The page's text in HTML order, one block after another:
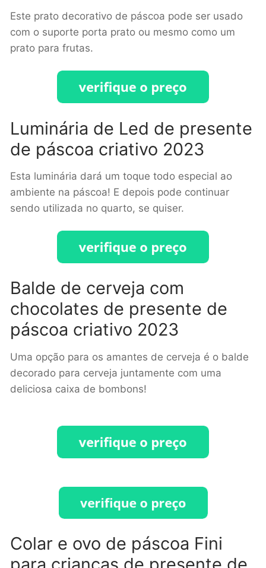
Este prato decorativo de páscoa pode ser usado
com o suporte porta prato ou mesmo como um
prato para frutas.
Luminária de Led de presente
de páscoa criativo 2023
Esta luminária dará um toque todo especial ao
ambiente na páscoa! E depois pode continuar
sendo utilizada no quarto, se quiser.
Balde de cerveja com
chocolates de presente de
páscoa criativo 2023
Uma opção para os amantes de cerveja é o balde
decorado para cerveja juntamente com uma
deliciosa caixa de bombons!
Colar e ovo de páscoa Fini